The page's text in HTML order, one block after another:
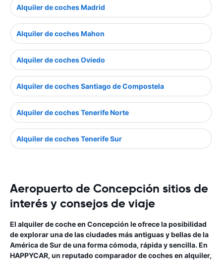
Alquiler de coches Madrid
Alquiler de coches Mahon
Alquiler de coches Oviedo
Alquiler de coches Santiago de Compostela
Alquiler de coches Tenerife Norte
Alquiler de coches Tenerife Sur
Aeropuerto de Concepción sitios de
interés y consejos de viaje
El alquiler de coche en Concepción le ofrece la posibilidad
de explorar una de las ciudades más antiguas y bellas de la
América de Sur de una forma cómoda, rápida y sencilla. En
HAPPYCAR, un reputado comparador de coches en alquiler,